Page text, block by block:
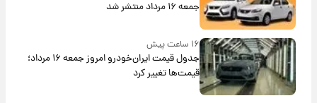
جمعه ۱۶ مرداد منتشر شد
۱۶ ساعت پیش
جدول قیمت ایران‌خودرو امروز جمعه ۱۶ مرداد؛
قیمت‌ها تغییر کرد